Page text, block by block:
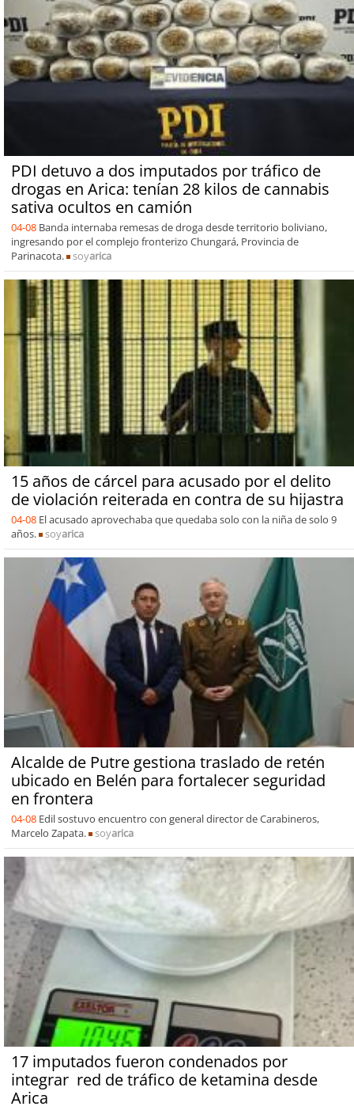
PDI detuvo a dos imputados por tráfico de
drogas en Arica: tenían 28 kilos de cannabis
sativa ocultos en camión
04-08 Banda internaba remesas de droga desde territorio boliviano,
ingresando por el complejo fronterizo Chungará, Provincia de
Parinacota.
soyarica
15 años de cárcel para acusado por el delito
de violación reiterada en contra de su hijastra
04-08 El acusado aprovechaba que quedaba solo con la niña de solo 9
años.
soyarica
Alcalde de Putre gestiona traslado de retén
ubicado en Belén para fortalecer seguridad
en frontera
04-08 Edil sostuvo encuentro con general director de Carabineros,
Marcelo Zapata.
soyarica
17 imputados fueron condenados por
integrar red de tráfico de ketamina desde
Arica